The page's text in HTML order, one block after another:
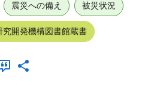
震災への備え 被災状況
究開発機構図書館蔵書